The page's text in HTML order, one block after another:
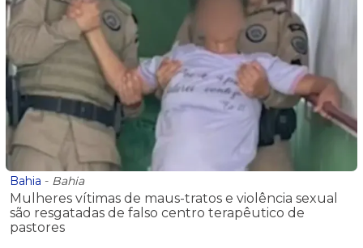
Bahia - Bahia
Mulheres vítimas de maus-tratos e violência sexual
são resgatadas de falso centro terapêutico de
pastores